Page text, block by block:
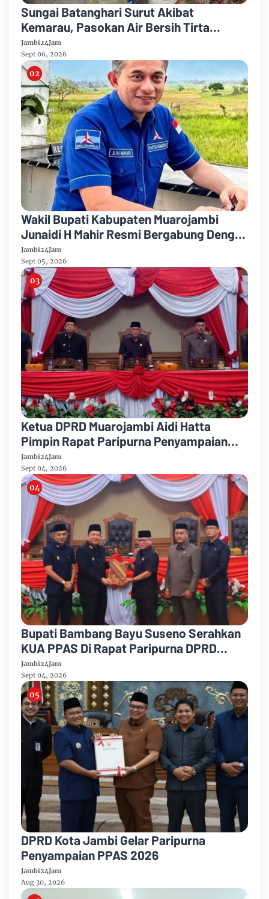
Sungai Batanghari Surut Akibat
Kemarau, Pasokan Air Bersih Tirta
Mayang Jambi Keruh
Jambi24Jam
Sept 06, 2026
Wakil Bupati Kabupaten Muarojambi
Junaidi H Mahir Resmi Bergabung Dengan
Partai Demikrat
Jambi24Jam
Sept 05, 2026
Ketua DPRD Muarojambi Aidi Hatta
Pimpin Rapat Paripurna Penyampaian
Rancangan Perubahan KUA-PPAS Tahun
Anggaran 2026
Jambi24Jam
Sept 04, 2026
Bupati Bambang Bayu Suseno Serahkan
KUA PPAS Di Rapat Paripurna DPRD
Muarojambi
Jambi24Jam
Sept 04, 2026
DPRD Kota Jambi Gelar Paripurna
Penyampaian PPAS 2026
Jambi24Jam
Aug 30, 2026